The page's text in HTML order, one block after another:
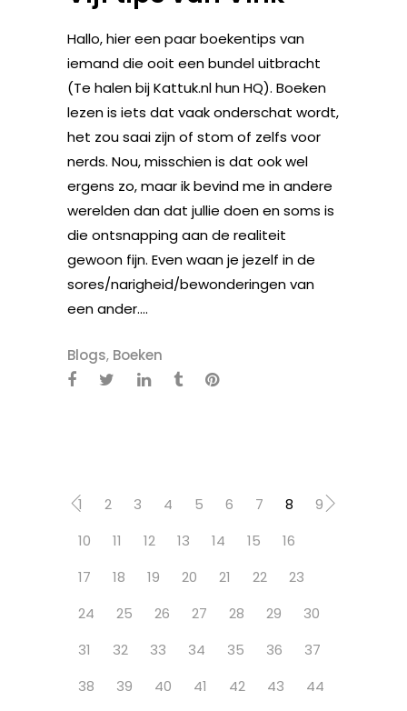
Hallo, hier een paar boekentips van
iemand die ooit een bundel uitbracht
(Te halen bij Kattuk.nl hun HQ). Boeken
lezen is iets dat vaak onderschat wordt,
het zou saai zijn of stom of zelfs voor
nerds. Nou, misschien is dat ook wel
ergens zo, maar ik bevind me in andere
werelden dan dat jullie doen en soms is
die ontsnapping aan de realiteit
gewoon fijn. Even waan je jezelf in de
sores/narigheid/bewonderingen van
een ander....
Blogs, Boeken
1 2 3 4 5 6 7 8
9
10
11 12 13 14 15
16
17
18 19 20 21 22
23
24
25 26 27 28 29
30
31
32 33 34 35 36
37
38
39 40 41 42 43
44